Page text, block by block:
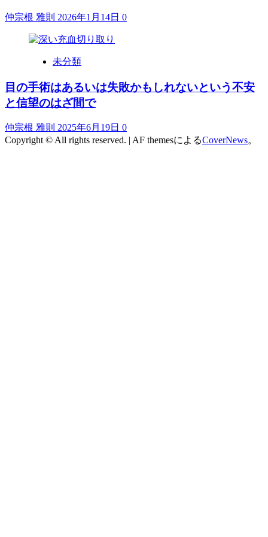
仲宗根 雅則 2026年1月14日 0
未分類
目の手術はあるいは失敗かもしれないという不安
と信望のはざ間で
仲宗根 雅則 2025年6月19日 0
Copyright © All rights reserved. | AF themesによるCoverNews。